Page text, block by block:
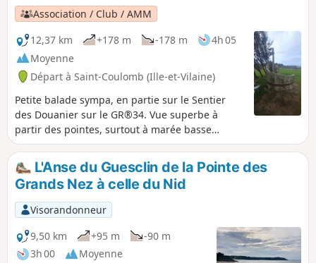
Association / Club / AMM
12,37 km
+178 m -178 m
4h 05
Moyenne
Départ à Saint-Coulomb (Ille-et-Vilaine)
Petite balade sympa, en partie sur le Sentier
des Douanier sur le GR®34. Vue superbe à
partir des pointes, surtout à marée basse
quand les rochers sont apparents et couverts
d'embruns. Par beau temps, la vue porte
jusqu'au Cap Fréhel, vers l'Ouest, et la Pointe du
Grouin et le phare du Herpin, à l'Est.
L'Anse du Guesclin de la Pointe des
Grands Nez à celle du Nid
Visorandonneur
9,50 km
+95 m
-90 m
3h 00
Moyenne